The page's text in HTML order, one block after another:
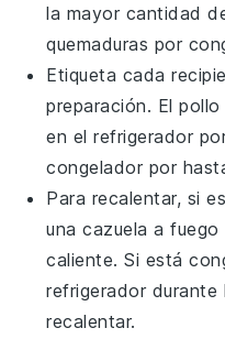
la mayor cantidad
quemaduras por
Etiqueta cada
preparación. Elpollo
en el refrigerador
congelador por
Para recalentar, si
una cazuela a
caliente. Si está
refrigerador
recalentar.